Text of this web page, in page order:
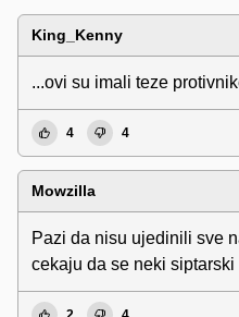
King_Kenny
...ovi su imali teze
4 4
Mowzilla
Pazi da nisu ujedinili sve
cekaju da se neki